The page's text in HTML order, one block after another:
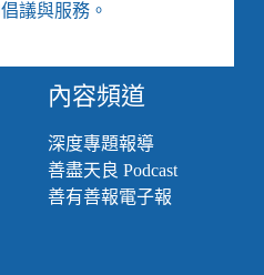
議與服務。
內容頻道
深度專題報導
善盡天良 Podcast
善有善報電子報